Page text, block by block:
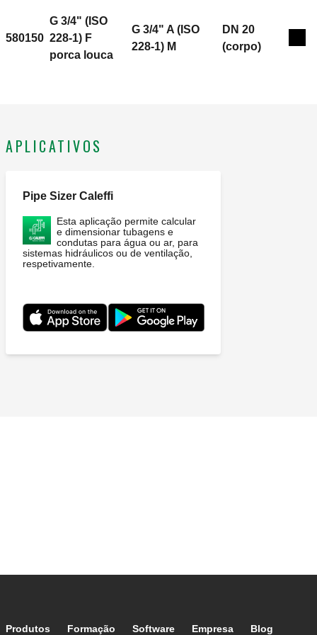
porca louca. Conexão de saída: G 3/4" A (ISO 228-1)
M. Range temperatura do meio: 5–65 °C. Pressão
nominal: PN 10. DN: DN 15 (corpo). Material: latão
580150
G 3/4" (ISO
228-1) F
porca louca
G 3/4" A (ISO
228-1) M
DN 20
(corpo)
APLICATIVOS
Pipe Sizer Caleffi
Esta aplicação permite calcular
e dimensionar tubagens e
condutas para água ou ar, para
sistemas hidráulicos ou de ventilação,
respetivamente.
Produtos Formação Software Empresa Blog